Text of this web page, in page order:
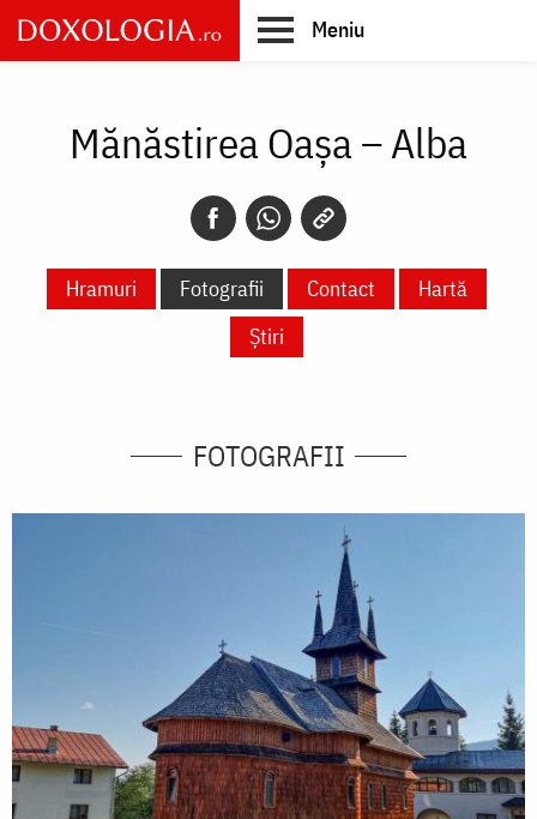
Skip
to
main
Meniu
Mănăstirea Oașa – Alba
Hramuri Fotografii Contact
Hartă
Știri
FOTOGRAFII